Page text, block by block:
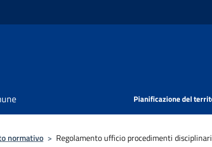
Pianificazione del
normativo > Regolamento ufficio procedimenti disciplinari